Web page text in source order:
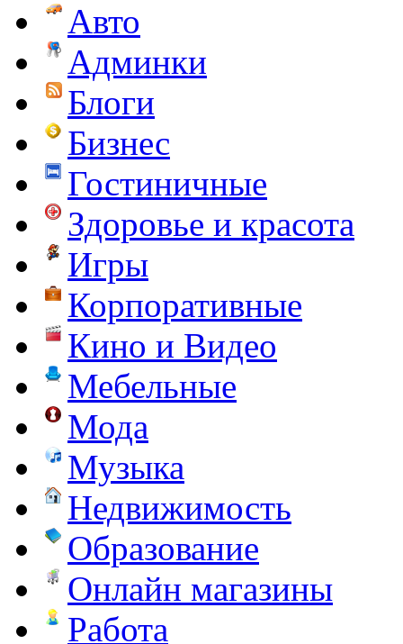
Авто
Админки
Блоги
Бизнес
Гостиничные
Здоровье и красота
Игры
Корпоративные
Кино и Видео
Мебельные
Мода
Музыка
Недвижимость
Образование
Онлайн магазины
Работа